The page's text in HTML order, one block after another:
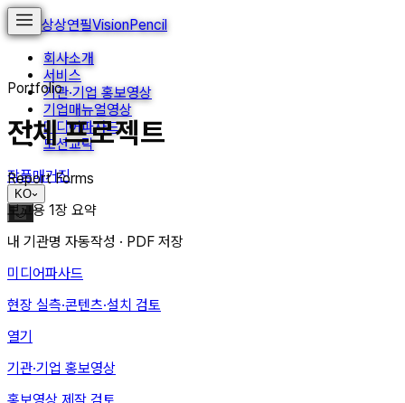
상상연필VisionPencil
회사소개
서비스
기관·기업 홍보영상
기업매뉴얼영상
미디어파사드
모션교탁
작품매거진
KO
🌙
Portfolio
전체 프로젝트
Report Forms
보고용 1장 요약
내 기관명 자동작성 · PDF 저장
미디어파사드
현장 실측·콘텐츠·설치 검토
열기
기관·기업 홍보영상